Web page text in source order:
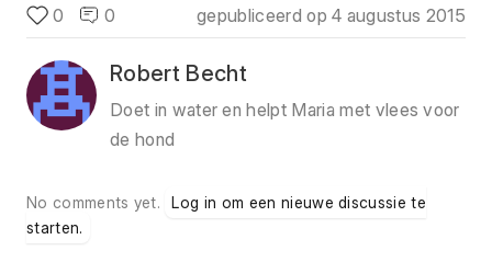
0 0 gepubliceerd op4 augustus 2015
Robert Becht
Doet in water en helpt Maria met vlees voor
de hond
No comments yet.
Log in om een nieuwe discussie te
starten.